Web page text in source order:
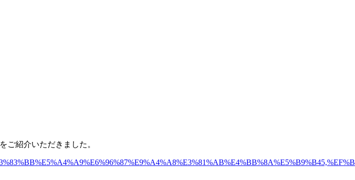
ご紹介いただきました。